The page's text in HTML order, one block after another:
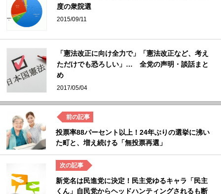
度の衆院選
2015/09/11
「憲法改正に向け全力で」「憲法改正など、考え
ただけでも恐ろしい」… 全党の声明・談話まと
め
2017/05/04
投票率88パーセント以上！24年ぶりの選挙に沸い
た町と、増え続ける「無投票再選」
新党名は民進党に決定！民主党ゆるキャラ「民主
くん」自民党からヘッドハンティングされるも断